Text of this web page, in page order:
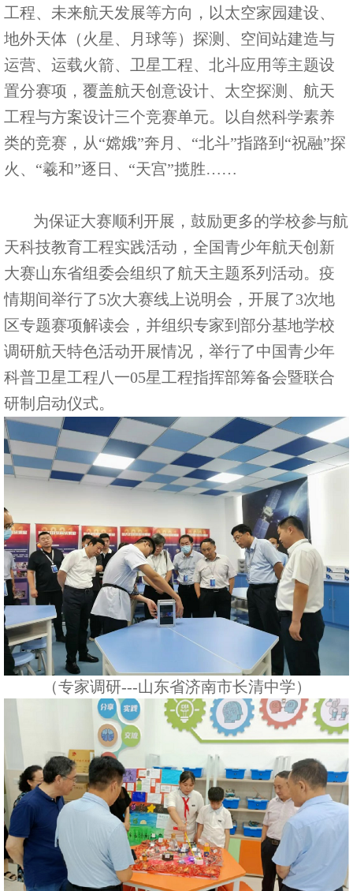
工程、未来航天发展等方向，以太空家园建设、
地外天体（火星、月球等）探测、空间站建造与
运营、运载火箭、卫星工程、北斗应用等主题设
置分赛项，覆盖航天创意设计、太空探测、航天
工程与方案设计三个竞赛单元。以自然科学素养
类的竞赛，从“嫦娥”奔月、“北斗”指路到“祝融”探
火、“羲和”逐日、“天宫”揽胜……
为保证大赛顺利开展，鼓励更多的学校参与航
天科技教育工程实践活动，全国青少年航天创新
大赛山东省组委会组织了航天主题系列活动。疫
情期间举行了5次大赛线上说明会，开展了3次地
区专题赛项解读会，并组织专家到部分基地学校
调研航天特色活动开展情况，举行了中国青少年
科普卫星工程八一05星工程指挥部筹备会暨联合
研制启动仪式。
（专家调研---山东省济南市长清中学）